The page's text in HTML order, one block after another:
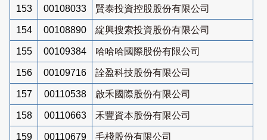
153 00108033 賢泰投資控股股份有限公司
154 00108890 綻興搜索投資股份有限公司
155 00109384 哈哈哈國際股份有限公司
156 00109716 詮盈科技股份有限公司
157 00110538 啟禾國際股份有限公司
158 00110663 禾豐資本股份有限公司
159 00110679 毛棧股份有限公司